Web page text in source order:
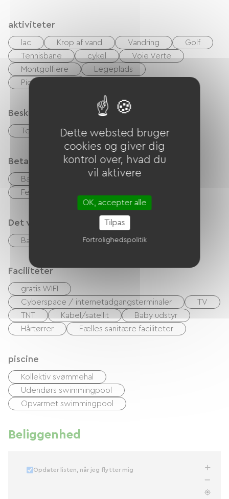
aktiviteter
lac Krop af vand Vandring
Golf
Tennisbane
cykel
Voie Verte
Montgolfiere
Legeplads
Picnic område
Beskrivelse
Terrasse Garage
Betalingsmåder
Bank kort kontrol
Kontanter
Feriekuponer (ANCV)
Det vi er gode til
Bar Cykeludlejning
Faciliteter
gratis WIFI
Cyberspace / internetadgangsterminaler
TV
TNT
Kabel/satellit
Baby udstyr
Hårtørrer
Fælles sanitære faciliteter
piscine
Kollektiv svømmehal
Udendørs swimmingpool
Opvarmet swimmingpool
Beliggenhed
Opdater listen, når jeg flytter mig
Dette websted bruger
cookies og giver dig
kontrol over, hvad du
vil aktivere
OK, accepter alle
Tilpas
Fortrolighedspolitik